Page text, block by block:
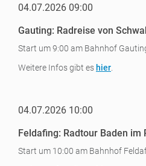
04.07.2026 09:00
Gauting: Radreise von
Start um 9:00 am Bahnhof
Weitere Infos gibt es hier
04.07.2026 10:00
Feldafing: Radtour Baden im
Start um 10:00 am Bahnhof